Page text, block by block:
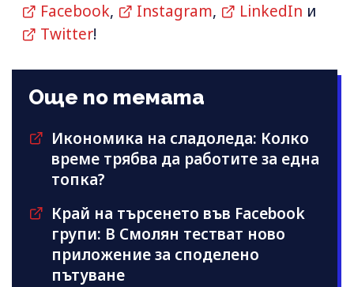
Facebook, Instagram, LinkedIn и
Twitter!
Още по темата
Икономика на сладоледа: Колко
време трябва да работите за една
топка?
Край на търсенето във Facebook
групи: В Смолян тестват ново
приложение за споделено
пътуване